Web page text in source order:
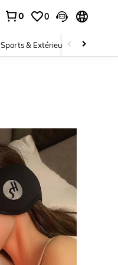
0 0
Sports & Extérieur Enfants